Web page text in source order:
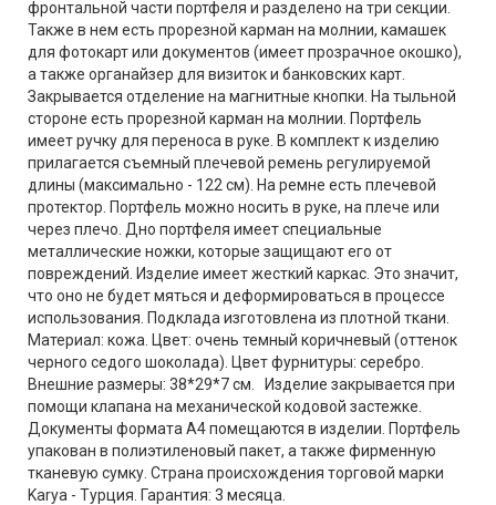
фронтальной части портфеля и разделено на три секции.
Также в нем есть прорезной карман на молнии, камашек
для фотокарт или документов (имеет прозрачное окошко),
а также органайзер для визиток и банковских карт.
Закрывается отделение на магнитные кнопки. На тыльной
стороне есть прорезной карман на молнии. Портфель
имеет ручку для переноса в руке. В комплект к изделию
прилагается съемный плечевой ремень регулируемой
длины (максимально - 122 см). На ремне есть плечевой
протектор. Портфель можно носить в руке, на плече или
через плечо. Дно портфеля имеет специальные
металлические ножки, которые защищают его от
повреждений. Изделие имеет жесткий каркас. Это значит,
что оно не будет мяться и деформироваться в процессе
использования. Подклада изготовлена из плотной ткани.
Материал: кожа. Цвет: очень темный коричневый (оттенок
черного седого шоколада). Цвет фурнитуры: серебро.
Внешние размеры: 38*29*7 см. Изделие закрывается при
помощи клапана на механической кодовой застежке.
Документы формата А4 помещаются в изделии. Портфель
упакован в полиэтиленовый пакет, а также фирменную
тканевую сумку. Страна происхождения торговой марки
Karya - Турция. Гарантия: 3 месяца.